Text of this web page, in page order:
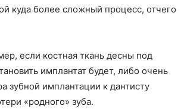
куда более сложный процесс, отчего
если костная ткань десны под
имплантат будет, либо очень
зубной имплантации к дантисту
«родного» зуба.